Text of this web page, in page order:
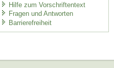
Hilfe zum Vorschriftentext
Fragen und Antworten
Barrierefreiheit